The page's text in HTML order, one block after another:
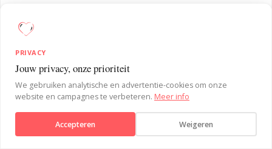
donderdagochtend krijg je het in je
inbox. In 90 seconden.
Ontvang SUE’s 1.5 Minutes on Influence nieuwsbrief. Wekelijks korte,
invloedvaardigheden te versterken.
Aanmelden
PRIVACY
Jouw privacy, onze prioriteit
We gebruiken analytische en advertentie-cookies om onze
website en campagnes te verbeteren. Meer info
Accepteren Weigeren